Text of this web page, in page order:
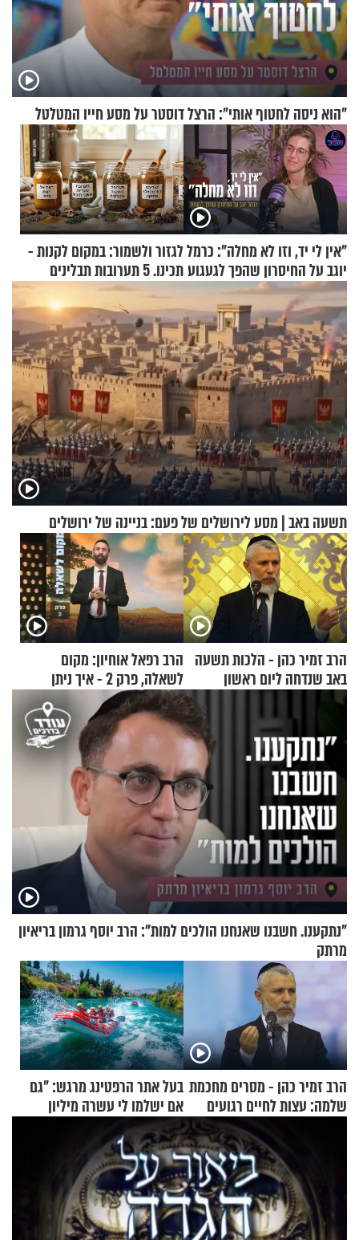
"הוא ניסה לחטוף אותי": הרצל דוסטר על מסע חייו המטלטל
"אין לי יד, וזו לא מחלה": כרמל
יוגב על החיסרון שהפך לגעגוע
לגזור ולשמור: במקום לקנות -
תכינו. 5 תערובות תבלינים
שמתאימות להכל
תשעה באב | מסע לירושלים של פעם: בניינה של ירושלים
הרב זמיר כהן - הלכות תשעה
באב שנדחה ליום ראשון
הרב רפאל אוחיון: מקום
לשאלה, פרק 2 - איך ניתן
להוכיח שהתורה משמיים?
"נתקענו. חשבנו שאנחנו הולכים למות": הרב יוסף גרמון בריאיון
מרתק
הרב זמיר כהן - מסרים מחכמת
שלמה: עצות לחיים רגועים
בעל אתר הרפטינג מרגש: "גם
אם ישלמו לי עשרה מיליון
שקלים - לא אפתח בשבת"